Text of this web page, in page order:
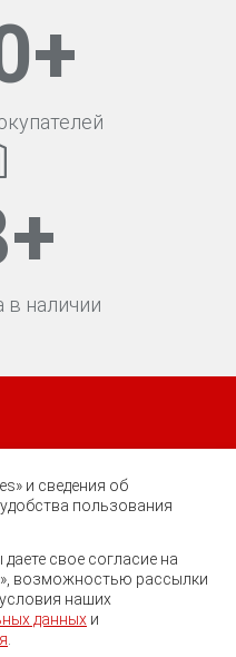
Георгий
Готов помочь
мне, если у
вопросы.
+
+
в наличии
и сведения об
пользования
свое согласие на
возможностью рассылки
наших
данных и